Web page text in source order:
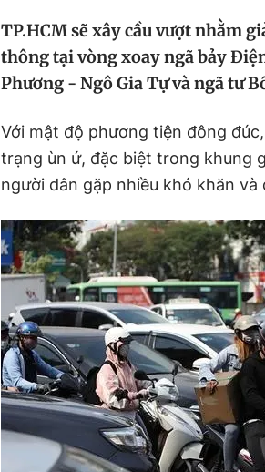
TP.HCM sẽ xây cầu vượt nhằm
thông tại vòng xoay ngã bảy
Phương - Ngô Gia Tự và ngã tư
Với mật độ phương tiện đông
trạng ùn ứ, đặc biệt trong khung
người dân gặp nhiều khó khăn